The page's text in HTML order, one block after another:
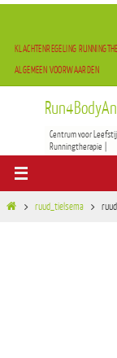
KLACHTENREGELING
ALGEMEEN VOORWAARDEN
Centrum voor
Runningtherapie |
ruud_tielsema